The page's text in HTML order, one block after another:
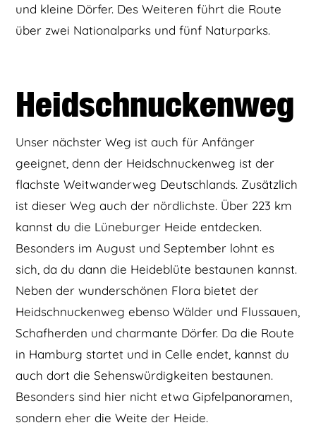
und kleine Dörfer. Des Weiteren führt die Route
über zwei Nationalparks und fünf Naturparks.
Heidschnuckenweg
Unser nächster Weg ist auch für Anfänger
geeignet, denn der Heidschnuckenweg ist der
flachste Weitwanderweg Deutschlands. Zusätzlich
ist dieser Weg auch der nördlichste. Über 223 km
kannst du die Lüneburger Heide entdecken.
Besonders im August und September lohnt es
sich, da du dann die Heideblüte bestaunen kannst.
Neben der wunderschönen Flora bietet der
Heidschnuckenweg ebenso Wälder und Flussauen,
Schafherden und charmante Dörfer. Da die Route
in Hamburg startet und in Celle endet, kannst du
auch dort die Sehenswürdigkeiten bestaunen.
Besonders sind hier nicht etwa Gipfelpanoramen,
sondern eher die Weite der Heide.